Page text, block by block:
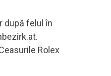
după felul în
Rolex